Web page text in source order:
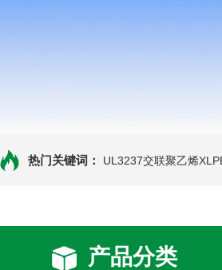
热门关键词： UL3237交联聚乙烯
产品分类